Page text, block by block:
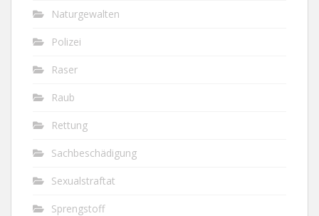
Naturgewalten
Polizei
Raser
Raub
Rettung
Sachbeschädigung
Sexualstraftat
Sprengstoff